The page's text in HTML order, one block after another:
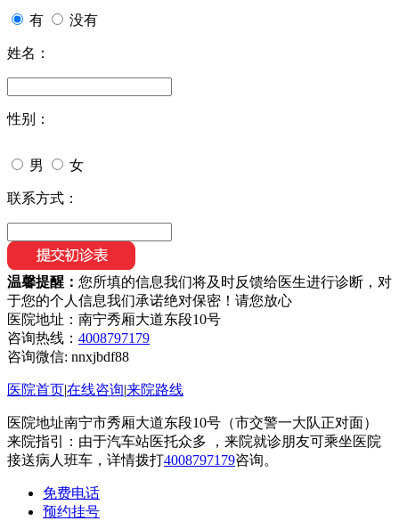
有 没有
姓名：
性别：
男 女
联系方式：
温馨提醒： 您所填的信息我们将及时反馈给医生进行诊断，对
于您的个人信息我们承诺绝对保密！请您放心
医院地址：南宁秀厢大道东段10号
咨询热线： 4008797179
咨询微信: nnxjbdf88
医院首页|在线咨询|来院路线
医院地址南宁市秀厢大道东段10号（市交警一大队正对面）
来院指引：由于汽车站医托众多 ，来院就诊朋友可乘坐医院
接送病人班车，详情拨打4008797179咨询。
免费电话
预约挂号